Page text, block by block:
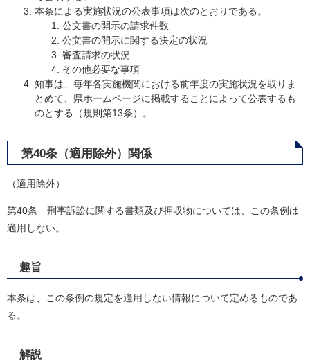
本条による実施状況の公表事項は次のとおりである。
公文書の開示の請求件数
公文書の開示に関する決定の状況
審査請求の状況
その他必要な事項
知事は、毎年各実施機関における前年度の実施状況を取りま
とめて、県ホームページに掲載することによって公表するも
のとする（規則第13条）。
第40条（適用除外）関係
（適用除外）
第40条 刑事訴訟に関する書類及び押収物については、この条例は
適用しない。
趣旨
本条は、この条例の規定を適用しない情報について定めるものであ
る。
解説